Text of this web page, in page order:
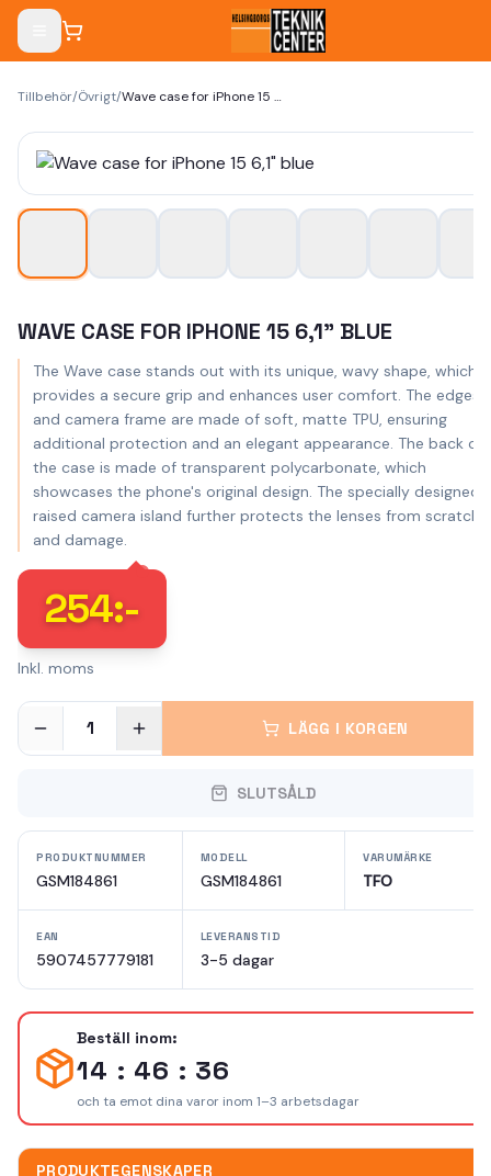
Tillbehör/Övrigt/ Wave case for iPhone 15 6,1" blue
WAVE CASE FOR IPHONE 15 6,1" BLUE
The Wave case stands out with its unique, wavy shape, which
provides a secure grip and enhances user comfort. The edges
and camera frame are made of soft, matte TPU, ensuring
additional protection and an elegant appearance. The back of
the case is made of transparent polycarbonate, which
showcases the phone's original design. The specially designed,
raised camera island further protects the lenses from
and damage.
254:-
Inkl. moms
1 LÄGG I KORGEN
SLUTSÅLD
PRODUKTNUMMER
GSM184861
MODELL
GSM184861
VARUMÄRKE
TFO
EAN
5907457779181
LEVERANSTID
3-5 dagar
Beställ inom:
14 : 46 : 36
och ta emot dina varor inom 1–3 arbetsdagar
PRODUKTEGENSKAPER